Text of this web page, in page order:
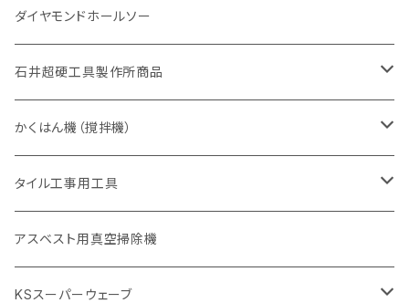
埋設鋳鉄管工事対応タイプ
セグメント
セグメント（特殊凸凹加工チップ
アスファルト切断用
一般道路カッター用
一般道路カッター用
セグメントタイプ
埋設鋳鉄管工事対応タイプ
ヒューム管・U字溝切断用
セグメントタイプ
セグメント（特殊凸凹加工チップ
アスファルト切断用
一般道路カッター用
埋設鋳鉄管工事対応タイプ
セグメントタイプ
アスファルト切断用
一般道路カッター用
305mm（12インチ）
305mm（12インチ）
355mm（14インチ）
U型チップ
125mm（5インチ）
金属用
305mm（12インチ）
355mm（14インチ）
非金属用
305mm（12インチ）
355mm（14インチ）
ダイヤモンドホールソー
石井超硬工具製作所商品
押し切り（タイル切断機）
本体
電動切断機
本体
ダイヤモンドホイール
ブリック＆ブロック用切断機
穴あけ用工具
かくはん機（撹拌機）
本体
低速回転
高速回転
付属品
撹拌羽根
タイル工事用工具
手動工具
押し切り（手動切断機
電動工具
アスベスト用真空掃除機
KSスーパーウェーブ